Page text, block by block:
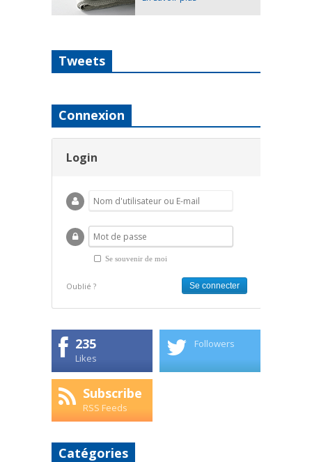
Tweets
Connexion
Login
Se souvenir de moi
Oublié ?
235
Likes
Followers
Subscribe
RSS Feeds
Catégories